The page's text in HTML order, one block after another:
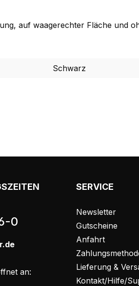
auf waagerechter Fläche und
Schwarz
0
an:
SERVICE
Newsletter
Gutscheine
Anfahrt
Lieferung &
Kontakt/Hilfe/